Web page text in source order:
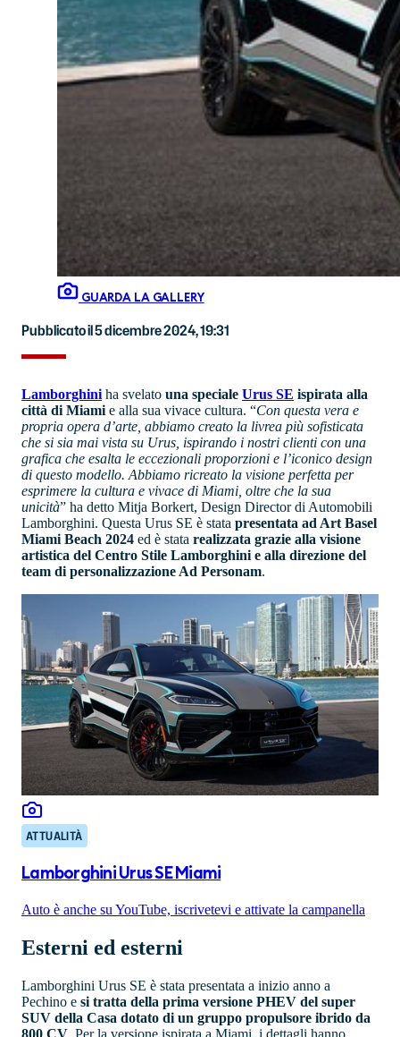
GUARDA LA GALLERY
Pubblicato il 5 dicembre 2024, 19:31
Lamborghini ha svelato una speciale Urus SE ispirata alla
città di Miami e alla sua vivace cultura. “Con questa vera e
propria opera d’arte, abbiamo creato la livrea più sofisticata
che si sia mai vista su Urus, ispirando i nostri clienti con una
grafica che esalta le eccezionali proporzioni e l’iconico design
di questo modello. Abbiamo ricreato la visione perfetta per
esprimere la cultura e vivace di Miami, oltre che la sua
unicità” ha detto Mitja Borkert, Design Director di Automobili
Lamborghini. Questa Urus SE è stata presentata ad Art Basel
Miami Beach 2024 ed è stata realizzata grazie alla visione
artistica del Centro Stile Lamborghini e alla direzione del
team di personalizzazione Ad Personam.
ATTUALITÀ
Lamborghini Urus SE Miami
Auto è anche su YouTube, iscrivetevi e attivate la campanella
Esterni ed esterni
Lamborghini Urus SE è stata presentata a inizio anno a
Pechino e si tratta della prima versione PHEV del super
SUV della Casa dotato di un gruppo propulsore ibrido da
800 CV. Per la versione ispirata a Miami, i dettagli hanno